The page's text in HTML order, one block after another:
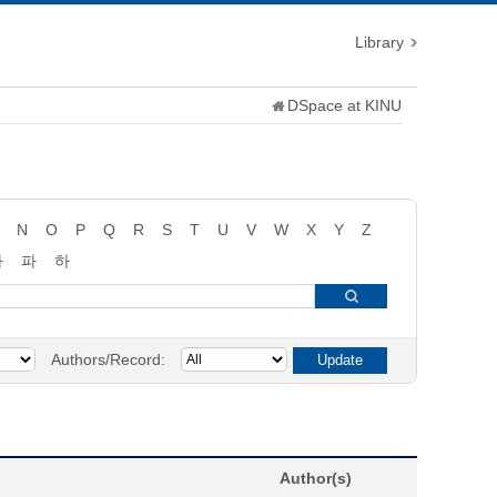
Library
DSpace at KINU
N O P Q R S T U V W X Y
Z
파
하
Authors/Record:
Author(s)